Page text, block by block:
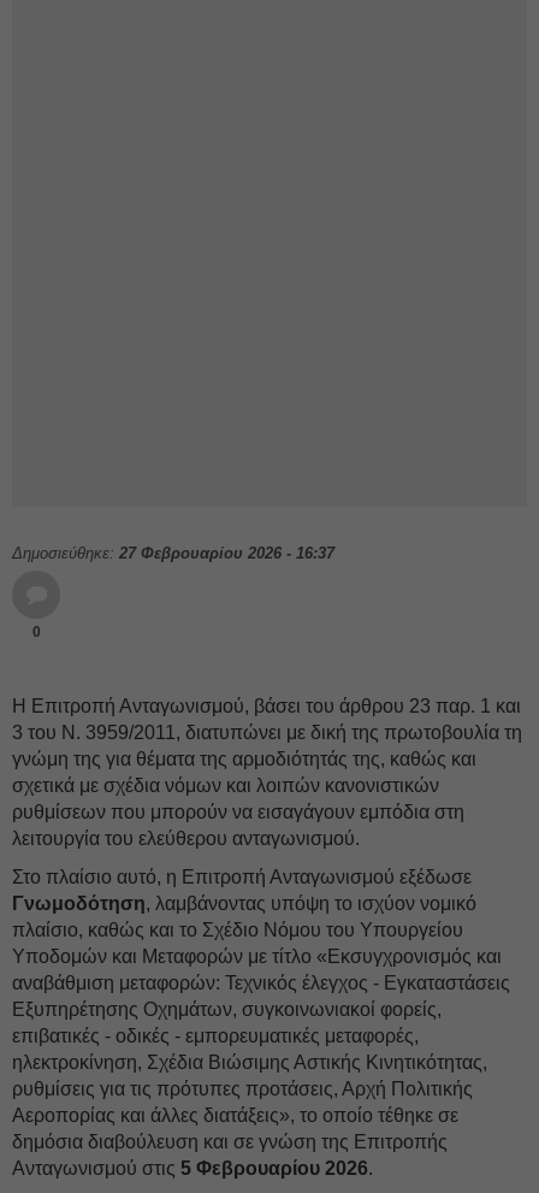
Δημοσιεύθηκε: 27 Φεβρουαρίου 2026 - 16:37
0
Η Επιτροπή Ανταγωνισμού, βάσει του άρθρου 23 παρ. 1 και
3 του Ν. 3959/2011, διατυπώνει με δική της πρωτοβουλία τη
γνώμη της για θέματα της αρμοδιότητάς της, καθώς και
σχετικά με σχέδια νόμων και λοιπών κανονιστικών
ρυθμίσεων που μπορούν να εισαγάγουν εμπόδια στη
λειτουργία του ελεύθερου ανταγωνισμού.
Στο πλαίσιο αυτό, η Επιτροπή Ανταγωνισμού εξέδωσε
Γνωμοδότηση, λαμβάνοντας υπόψη το ισχύον νομικό
πλαίσιο, καθώς και το Σχέδιο Νόμου του Υπουργείου
Υποδομών και Μεταφορών με τίτλο «Εκσυγχρονισμός και
αναβάθμιση μεταφορών: Τεχνικός έλεγχος - Εγκαταστάσεις
Εξυπηρέτησης Οχημάτων, συγκοινωνιακοί φορείς,
επιβατικές - οδικές - εμπορευματικές μεταφορές,
ηλεκτροκίνηση, Σχέδια Βιώσιμης Αστικής Κινητικότητας,
ρυθμίσεις για τις πρότυπες προτάσεις, Αρχή Πολιτικής
Αεροπορίας και άλλες διατάξεις», το οποίο τέθηκε σε
δημόσια διαβούλευση και σε γνώση της Επιτροπής
Ανταγωνισμού στις 5 Φεβρουαρίου 2026.